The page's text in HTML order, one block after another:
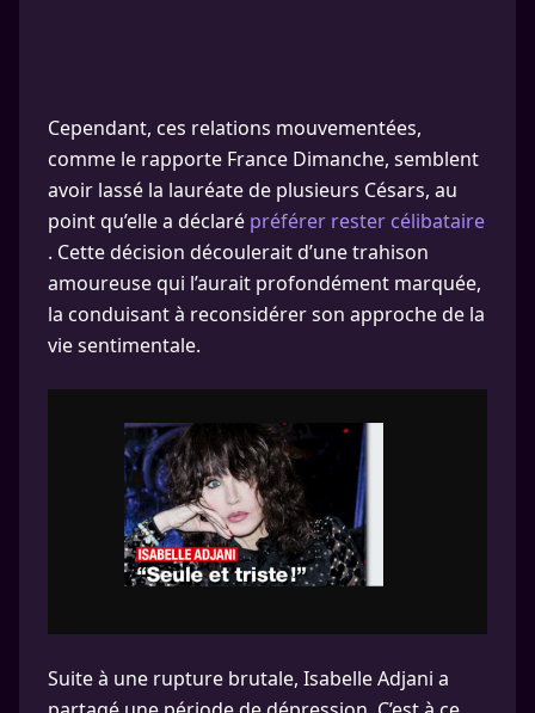
Cependant, ces relations mouvementées,
comme le rapporte France Dimanche, semblent
avoir lassé la lauréate de plusieurs Césars, au
point qu’elle a déclaré préférer rester célibataire
. Cette décision découlerait d’une trahison
amoureuse qui l’aurait profondément marquée,
la conduisant à reconsidérer son approche de la
vie sentimentale.
Suite à une rupture brutale, Isabelle Adjani a